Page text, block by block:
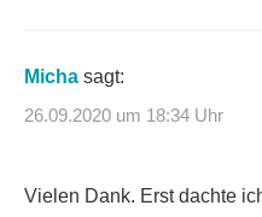
Micha sagt:
26.09.2020 um 18:34 Uhr
Vielen Dank. Erst dachte